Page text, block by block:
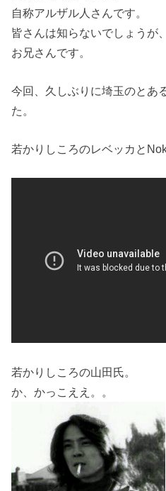
自称アルザル人さんです。
皆さんは知らないでしょうが
お兄さんです。
今回、久しぶりに埼玉のとあ
た。
若かりしころのレベッカと
若かりしころの山田氏。
か、かっこええ。。